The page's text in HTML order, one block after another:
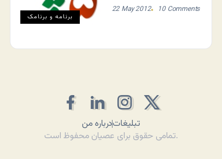
برنامه و برنامک
22 May 2012 10 Comments
درباره منتبلیغات
تمامی حقوق برای عصیان محفوظ است.